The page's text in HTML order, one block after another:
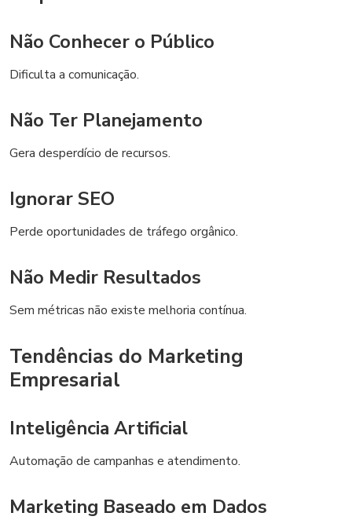
Não Conhecer o Público
Dificulta a comunicação.
Não Ter Planejamento
Gera desperdício de recursos.
Ignorar SEO
Perde oportunidades de tráfego orgânico.
Não Medir Resultados
Sem métricas não existe melhoria contínua.
Tendências do Marketing
Empresarial
Inteligência Artificial
Automação de campanhas e atendimento.
Marketing Baseado em Dados